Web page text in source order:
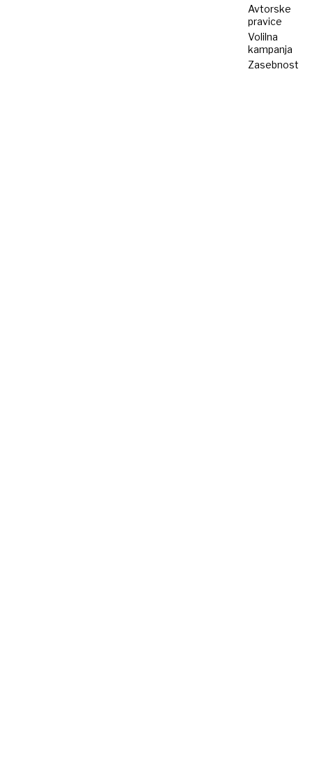
Avtorske
pravice
Volilna
kampanja
Zasebnost